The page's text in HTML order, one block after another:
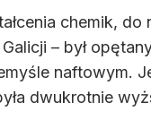
chemik,
– był
naftowym.
dwukrotnie